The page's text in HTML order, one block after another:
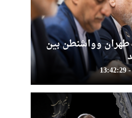
طهران وواشنطن بين